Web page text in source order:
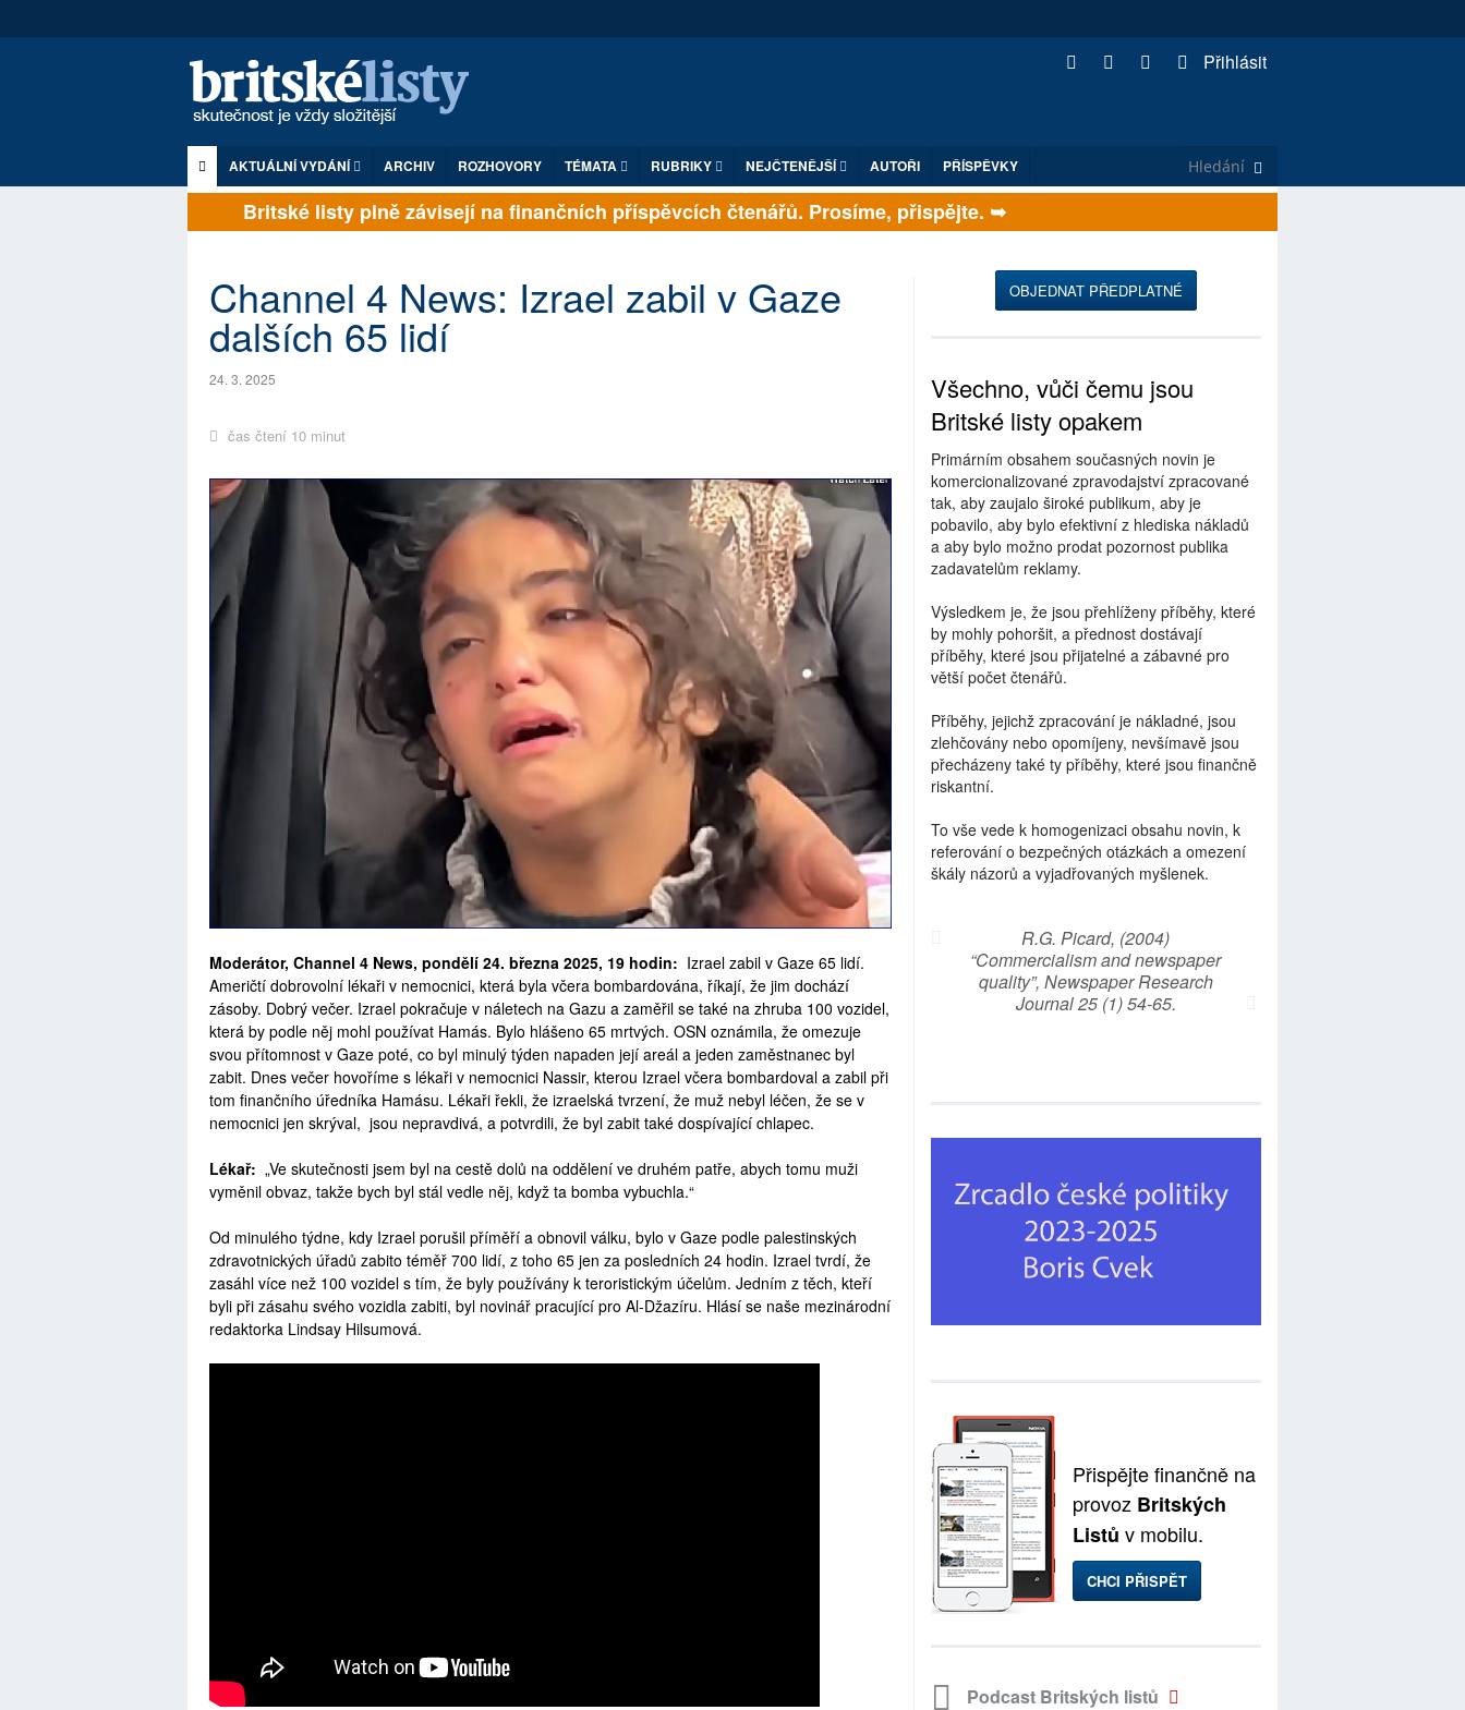
Přihlásit
AKTUÁLNÍ VYDÁNÍ ARCHIV ROZHOVORY TÉMATA RUBRIKY NEJČTENĚJŠÍ AUTOŘI PŘÍSPĚVKY
Britské listy plně závisejí na finančních příspěvcích čtenářů. Prosíme, přispějte. ➥
Channel 4 News: Izrael zabil v Gaze
dalších 65 lidí
24. 3. 2025
čas čtení 10 minut
Moderátor, Channel 4 News, pondělí 24. března 2025, 19 hodin: Izrael zabil v Gaze 65 lidí.
Američtí dobrovolní lékaři v nemocnici, která byla včera bombardována, říkají, že jim dochází
zásoby. Dobrý večer. Izrael pokračuje v náletech na Gazu a zaměřil se také na zhruba 100 vozidel,
která by podle něj mohl používat Hamás. Bylo hlášeno 65 mrtvých. OSN oznámila, že omezuje
svou přítomnost v Gaze poté, co byl minulý týden napaden její areál a jeden zaměstnanec byl
zabit. Dnes večer hovoříme s lékaři v nemocnici Nassir, kterou Izrael včera bombardoval a zabil při
tom finančního úředníka Hamásu. Lékaři řekli, že izraelská tvrzení, že muž nebyl léčen, že se v
nemocnici jen skrýval, jsou nepravdivá, a potvrdili, že byl zabit také dospívající chlapec.
Lékař: „Ve skutečnosti jsem byl na cestě dolů na oddělení ve druhém patře, abych tomu muži
vyměnil obvaz, takže bych byl stál vedle něj, když ta bomba vybuchla.“
Od minulého týdne, kdy Izrael porušil příměří a obnovil válku, bylo v Gaze podle palestinských
zdravotnických úřadů zabito téměř 700 lidí, z toho 65 jen za posledních 24 hodin. Izrael tvrdí, že
zasáhl více než 100 vozidel s tím, že byly používány k teroristickým účelům. Jedním z těch, kteří
byli při zásahu svého vozidla zabiti, byl novinář pracující pro Al-Džazíru. Hlásí se naše mezinárodní
redaktorka Lindsay Hilsumová.
OBJEDNAT PŘEDPLATNÉ
Všechno, vůči čemu jsou
Britské listy opakem
Primárním obsahem současných novin je
komercionalizované zpravodajství zpracované
tak, aby zaujalo široké publikum, aby je
pobavilo, aby bylo efektivní z hlediska nákladů
a aby bylo možno prodat pozornost publika
zadavatelům reklamy.
Výsledkem je, že jsou přehlíženy příběhy, které
by mohly pohoršit, a přednost dostávají
příběhy, které jsou přijatelné a zábavné pro
větší počet čtenářů.
Příběhy, jejichž zpracování je nákladné, jsou
zlehčovány nebo opomíjeny, nevšímavě jsou
přecházeny také ty příběhy, které jsou finančně
riskantní.
To vše vede k homogenizaci obsahu novin, k
referování o bezpečných otázkách a omezení
škály názorů a vyjadřovaných myšlenek.
R.G. Picard, (2004)
“Commercialism and newspaper
quality”, Newspaper Research
Journal 25 (1) 54-65.
Přispějte finančně na
provoz Britských
Listů v mobilu.
CHCI PŘISPĚT
Podcast Britských listů